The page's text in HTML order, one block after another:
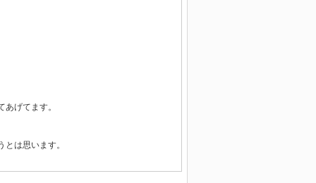
げてます。
は思います。